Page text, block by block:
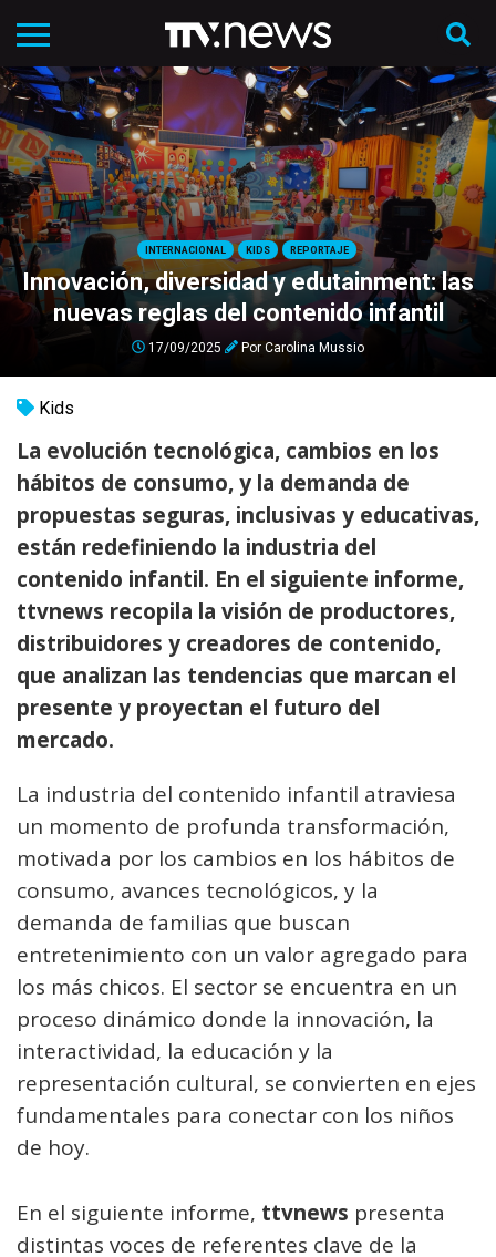
INTERNACIONAL KIDS REPORTAJE
Innovación, diversidad y edutainment: las
nuevas reglas del contenido infantil
17/09/2025 Por Carolina Mussio
Kids
La evolución tecnológica, cambios en los
hábitos de consumo, y la demanda de
propuestas seguras, inclusivas y educativas,
están redefiniendo la industria del
contenido infantil. En el siguiente informe,
ttvnews recopila la visión de productores,
distribuidores y creadores de contenido,
que analizan las tendencias que marcan el
presente y proyectan el futuro del
mercado.
La industria del contenido infantil atraviesa
un momento de profunda transformación,
motivada por los cambios en los hábitos de
consumo, avances tecnológicos, y la
demanda de familias que buscan
entretenimiento con un valor agregado para
los más chicos. El sector se encuentra en un
proceso dinámico donde la innovación, la
interactividad, la educación y la
representación cultural, se convierten en ejes
fundamentales para conectar con los niños
de hoy.
En el siguiente informe, ttvnews presenta
distintas voces de referentes clave de la